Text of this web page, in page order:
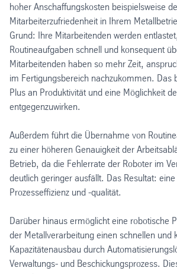
hoher Anschaffungskosten beispielsweise
Mitarbeiterzufriedenheit in Ihrem
Grund: Ihre Mitarbeitenden werden
Routineaufgaben schnell und konsequent
Mitarbeitenden haben so mehr Zeit,
im Fertigungsbereich nachzukommen. Das
Plus an Produktivität und eine Möglichkeit
entgegenzuwirken.
Außerdem führt die Übernahme von
zu einer höheren Genauigkeit der
Betrieb, da die Fehlerrate der Roboter im
deutlich geringer ausfällt. Das Resultat:
Prozesseffizienz und -qualität.
Darüber hinaus ermöglicht eine robotische
der Metallverarbeitung einen schnellen und
Kapazitätenausbau durch
Verwaltungs- und Beschickungsprozess.